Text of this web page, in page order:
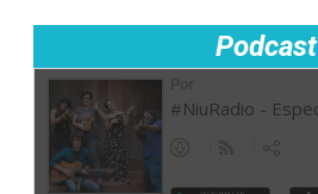
Podcast